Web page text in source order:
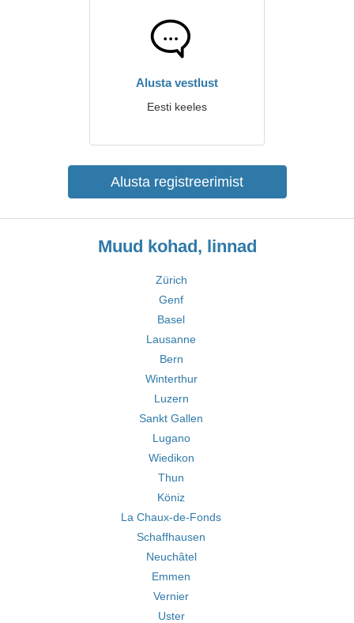
Alusta vestlust
Eesti keeles
Alusta registreerimist
Muud kohad, linnad
Zürich
Genf
Basel
Lausanne
Bern
Winterthur
Luzern
Sankt Gallen
Lugano
Wiedikon
Thun
Köniz
La Chaux-de-Fonds
Schaffhausen
Neuchâtel
Emmen
Vernier
Uster